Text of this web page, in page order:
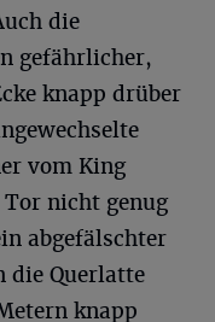
die
gefährlicher,
knapp drüber
vom King
nicht genug
abgefälschter
die Querlatte
knapp